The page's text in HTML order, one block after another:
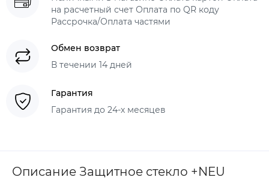
на расчетный счет Оплата по QR коду
Рассрочка/Оплата частями
Обмен возврат
В течении 14 дней
Гарантия
Гарантия до 24-х месяцев
Описание Защитное стекло +NEU